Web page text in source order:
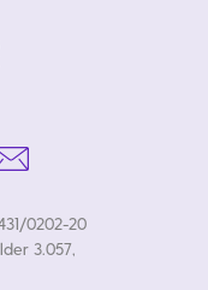
0202-20
3.057,